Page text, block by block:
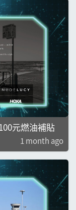
元燃油補貼
1 month ago